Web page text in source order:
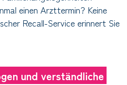
einen Arzttermin? Keine
Recall-Service erinnert Sie
und verständliche